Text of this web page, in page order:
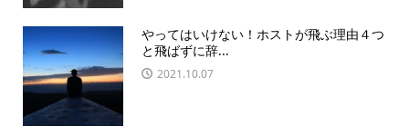
やってはいけない！ホストが飛ぶ理由４つ
と飛ばずに辞...
2021.10.07